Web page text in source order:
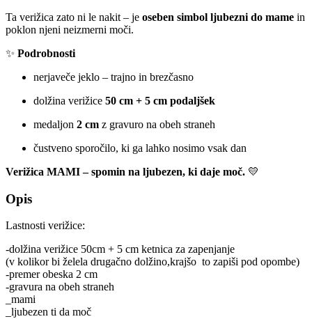
Ta verižica zato ni le nakit – je oseben simbol ljubezni do mame in
poklon njeni neizmerni moči.
✨ Podrobnosti
nerjaveče jeklo – trajno in brezčasno
dolžina verižice 50 cm + 5 cm podaljšek
medaljon 2 cm z gravuro na obeh straneh
čustveno sporočilo, ki ga lahko nosimo vsak dan
Verižica MAMI – spomin na ljubezen, ki daje moč. 💛
Opis
Lastnosti verižice:
-dolžina verižice 50cm + 5 cm ketnica za zapenjanje
(v kolikor bi želela drugačno dolžino,krajšo to zapiši pod opombe)
-premer obeska 2 cm
-gravura na obeh straneh
_mami
_ljubezen ti da moč